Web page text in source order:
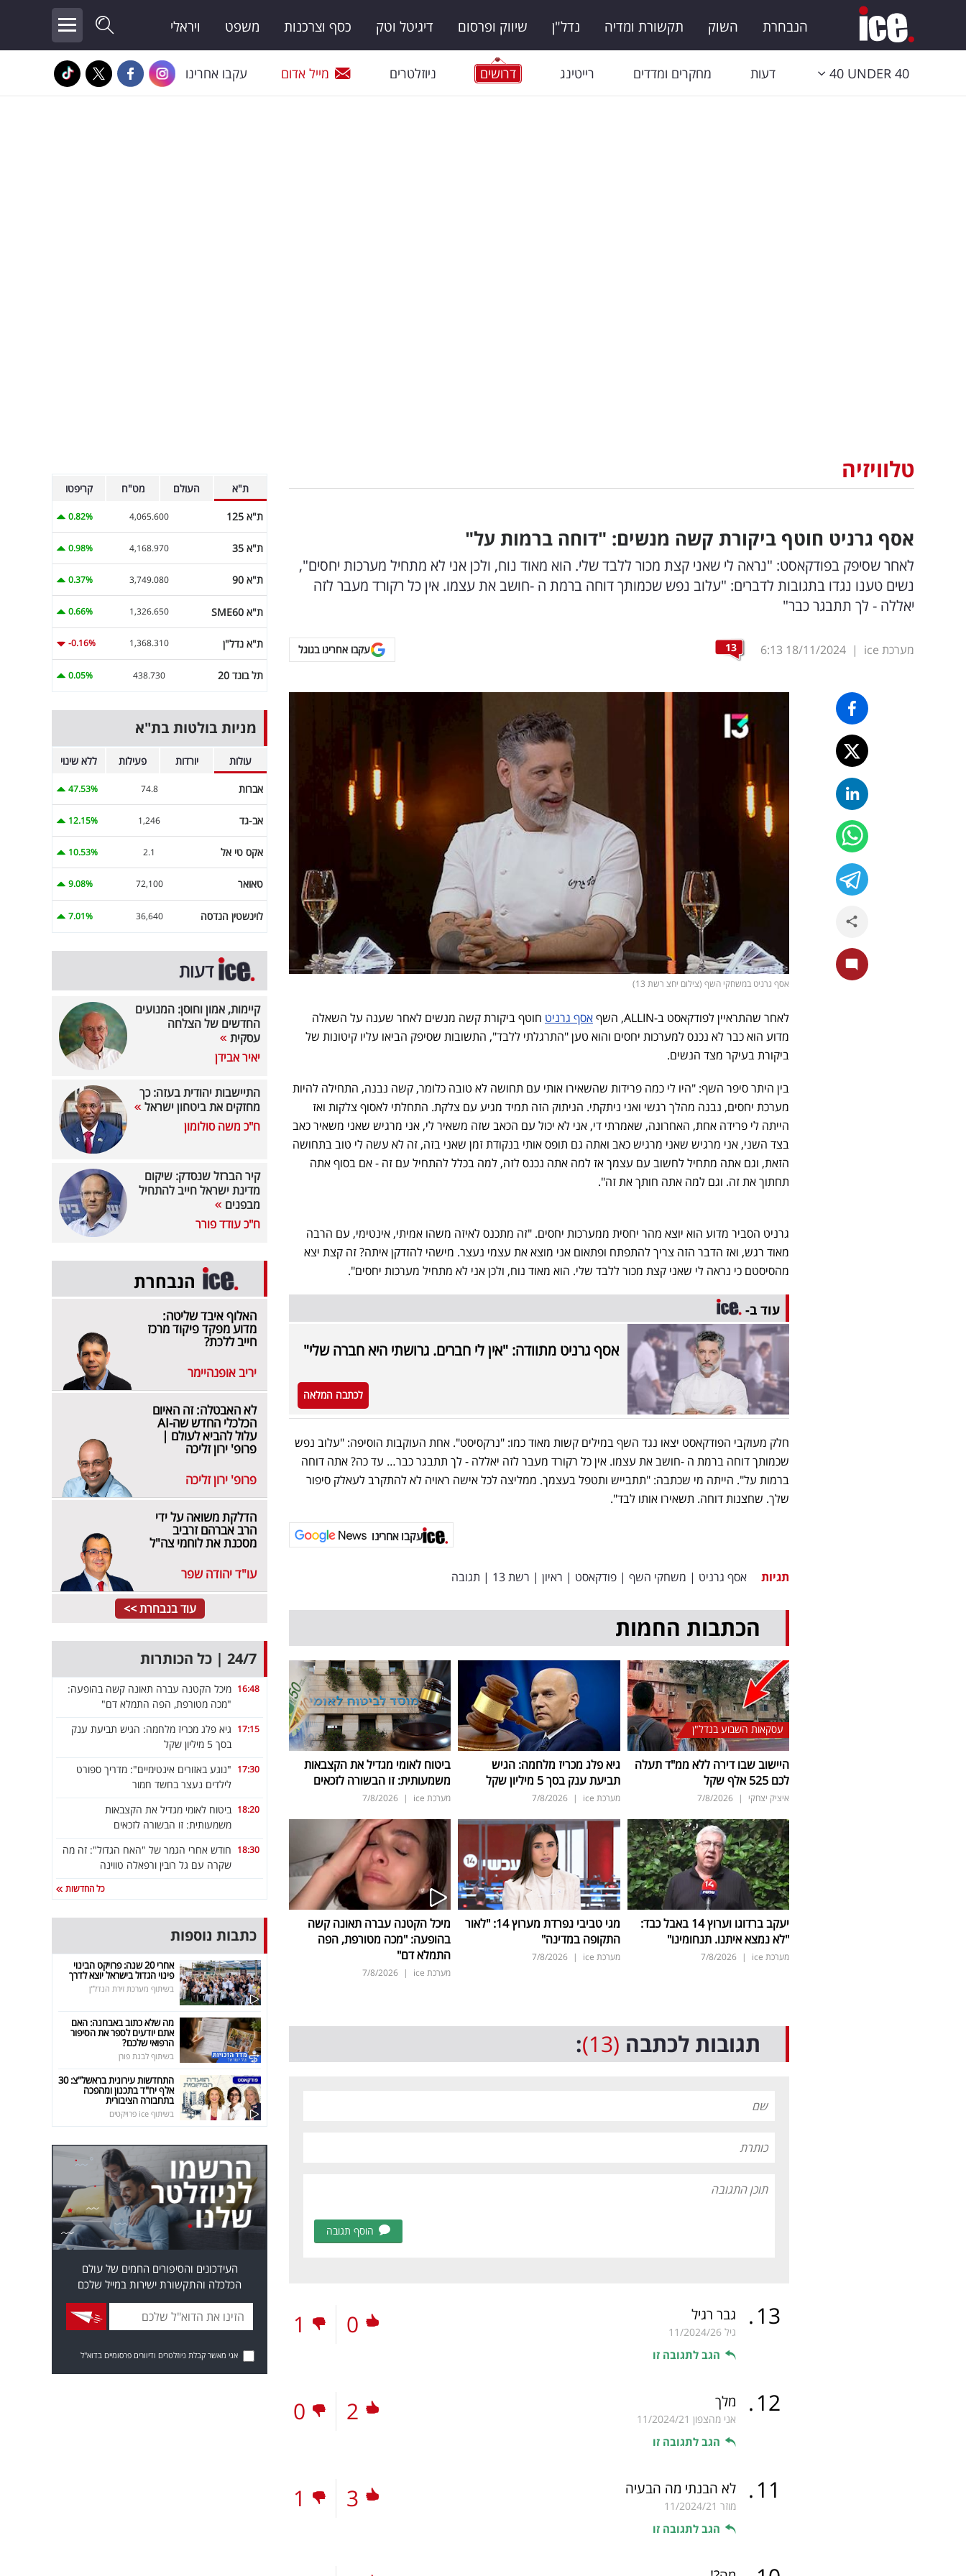
הנבחרת השוק תקשורת ומדיה נדל"ן שיווק ופרסום דיגיטל וטק כסף וצרכנות משפט ויראלי
40 UNDER 40 דעות מחקרים ומדדים רייטינג דרושים ניוזלטרים מייל אדום עקבו אחרינו
טלוויזיה
אסף גרניט חוטף ביקורת קשה מנשים: "דוחה ברמות על"
לאחר שסיפק בפודקאסט: "נראה לי שאני קצת מכור ללבד שלי. הוא מאוד נוח, ולכן אני לא מתחיל מערכות יחסים",
נשים טענו נגדו בתגובות לדברים: "עלוב נפש שכמותך דוחה ברמת ה -חושב את עצמו. אין כל רקורד מעבר לזה
יאללה - לך תתבגר כבר"
מערכת ice |
18/11/2024
6:13
13 עקבו אחרינו בגוגל
אסף גרניט במשחקי השף (צילום יחצ רשת 13)
לאחר שהתראיין לפודקאסט ב-ALLIN, השף אסף גרניט חוטף ביקורת קשה מנשים לאחר שענה על השאלה
מדוע הוא כבר לא נכנס למערכות יחסים והוא טען "התרגלתי ללבד", התשובות שסיפק הביאו עליו קיטונות של
ביקורת בעיקר מצד הנשים.
בין היתר סיפר השף: "היו לי כמה פרידות שהשאירו אותי עם תחושה לא טובה כלומר, קשה נבנה, התחילה להיות
מערכת יחסים, נבנה מהלך רגשי ואני ניתקתי. הניתוק הזה תמיד מגיע עם צלקת. התחלתי לאסוף צלקות ואז
הייתה לי פרידה אחת, האחרונה, שאמרתי די, אני לא יכול עם הכאב שזה משאיר לי, אני מרגיש שאני משאיר כאב
בצד השני, אני מרגיש שאני מרגיש כאב ואתה גם תופס אותי בנקודת זמן שאני בזה, זה לא עשה לי טוב בתחושה
הזאת, וגם אתה מתחיל לחשוב עם עצמך אז למה אתה נכנס לזה, למה בכלל להתחיל עם זה - אם בסוף אתה
תחתוך את זה. וגם למה אתה חותך את זה".
גרניט הסביר מדוע הוא יוצא מהר יחסית ממערכות יחסים. "זה מתכנס לאיזה משהו אמיתי, אינטימי, עם הרבה
מאוד רגש, ואז הדבר הזה צריך להתפתח ופתאום אני מוצא את עצמי נעצר. מישהי להזדקן איתה? זה קצת יצא
מהסיסטם כי נראה לי שאני קצת מכור ללבד שלי. הוא מאוד נוח, ולכן אני לא מתחיל מערכות יחסים".
עוד ב-
אסף גרניט מתוודה: "אין לי חברים. גרושתי היא חברה שלי"
לכתבה המלאה
חלק מעוקבי הפודקאסט יצאו נגד השף במילים קשות מאוד כמו: "נרקסיסט". אחת העוקבות הוסיפה: "עלוב נפש
שכמותך דוחה ברמת ה -חושב את עצמו. אין כל רקורד מעבר לזה יאללה - לך תתבגר כבר… עד כה? אתה דוחה
ברמות על". הייתה מי שכתבה: "תתבייש ותטפל בעצמך. ממליצה לכל אישה ראויה לא להתקרב לעאלק סיפור
שלך. שחצנות דוחה. תשאירו אותו לבד".
עקבו אחרינו
תגיות אסף גרניט | משחקי השף | פודקאסט | ראיון | רשת 13 | תגובה
הכתבות החמות
עסקאות השבוע בנדל"ן
היישוב שבו דירה ללא ממ"ד תעלה
לכם 525 אלף שקל
איציק יצחקי |
7/8/2026
גיא פלג מכריז מלחמה: הגיש
תביעת ענק בסך 5 מיליון שקל
מערכת ice |
7/8/2026
ביטוח לאומי מגדיל את הקצבאות
משמעותית: זו הבשורה לזכאים
מערכת ice |
7/8/2026
יעקב ברדוגו וערוץ 14 באבל כבד:
"לא נמצא איתנו. תנחומינו"
מערכת ice |
7/8/2026
מגי טביבי נפרדת מערוץ 14: "לאור
התקופה במדינה"
מערכת ice |
7/8/2026
מיכל הקטנה עברה תאונה קשה
בהופעה: "מכה מטורפת, הפה
התמלא דם"
מערכת ice |
7/8/2026
תגובות לכתבה (13)
:
הוסף תגובה
13
. גבר רגיל
גיל 11/2024/26
הגב לתגובה זו
0
1
12
. מלך
אני מהצפון 11/2024/21
הגב לתגובה זו
2
0
11
. לא הבנתי מה הבעיה
מוזר 11/2024/21
הגב לתגובה זו
3
1
ת"א העולם מט"ח קריפטו
ת"א 125 4,065.600
0.82%
ת"א 35 4,168.970
0.98%
ת"א 90 3,749.080
0.37%
ת"א SME60 1,326.650
0.66%
ת"א נדל"ן 1,368.310
-0.16%
תל בונד 20 438.730
0.05%
מניות בולטות בת"א
עולות יורדות פעילות ללא שינוי
אברות 74.8
47.53%
אב-גד 1,246
12.15%
אקס טי אל 2.1
10.53%
טאואר 72,100
9.08%
לוינשטין הנדסה 36,640
7.01%
דעות
קיימות, אמון וחוסן: המנועים
החדשים של הצלחה
עסקית
יאיר אבידן
התיישבות יהודית בעזה: כך
מחזקים את ביטחון ישראל
ח"כ משה סולומון
קיר הברזל שנסדק: שיקום
מדינת ישראל חייב להתחיל
מבפנים
ח"כ עודד פורר
הנבחרת
האלוף איבד שליטה:
מדוע מפקד פיקוד מרכז
חייב ללכת?
יריב אופנהיימר
לא האבטלה: זה האיום
הכלכלי החדש שה-AI
עלול להביא לעולם |
פרופ' ירון זליכה
פרופ' ירון זליכה
הדלקת משואה על ידי
הרב אברהם זרביב
מסכנת את לוחמי צה"ל
עו"ד יהודה שפר
עוד בנבחרת >>
24/7 | כל הכותרות
16:48 מיכל הקטנה עברה תאונה קשה בהופעה:
"מכה מטורפת, הפה התמלא דם"
17:15 גיא פלג מכריז מלחמה: הגיש תביעת ענק
בסך 5 מיליון שקל
17:30 "נוגע באזורים אינטימיים": מדריך ספורט
לילדים נעצר בחשד חמור
18:20 ביטוח לאומי מגדיל את הקצבאות
משמעותית: זו הבשורה לזכאים
18:30 חודש אחרי הגמר של "האח הגדול": זה מה
שקרה עם גל רובין ורפאלה טווינה
כל החדשות
כתבות נוספות
אחרי 20 שנה: פרויקט הבינוי
פינוי הגדול בישראל יוצא לדרך
בשיתוף מערכת זירת הנדל"ן
מה שלא כתוב באבחנה: האם
אתם יודעים לספר את הסיפור
הרפואי שלכם?
בשיתוף לבנת פורן
התחדשות עירונית בראשל"צ: 30
אלף יח"ד בתכנון ומהפכה
בתחבורה הציבורית
בשיתוף ice פרויקטים
העידכונים והסיפורים החמים של עולם
הכלכלה והתקשורת ישירות במייל שלכם
אני מאשר קבלת ניוזלטרים ודיוורים פרסומיים בדוא"ל